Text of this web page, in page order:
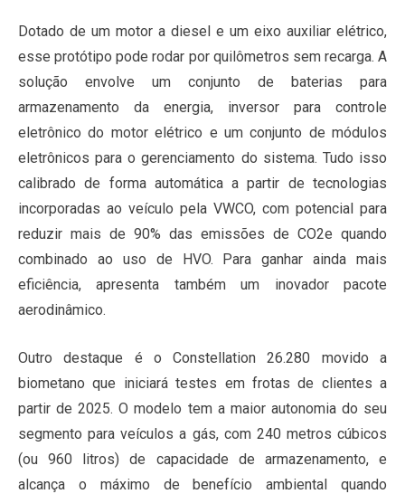
Dotado de um motor a diesel e um eixo auxiliar elétrico,
esse protótipo pode rodar por quilômetros sem recarga. A
solução envolve um conjunto de baterias para
armazenamento da energia, inversor para controle
eletrônico do motor elétrico e um conjunto de módulos
eletrônicos para o gerenciamento do sistema. Tudo isso
calibrado de forma automática a partir de tecnologias
incorporadas ao veículo pela VWCO, com potencial para
reduzir mais de 90% das emissões de CO2e quando
combinado ao uso de HVO. Para ganhar ainda mais
eficiência, apresenta também um inovador pacote
aerodinâmico.
Outro destaque é o Constellation 26.280 movido a
biometano que iniciará testes em frotas de clientes a
partir de 2025. O modelo tem a maior autonomia do seu
segmento para veículos a gás, com 240 metros cúbicos
(ou 960 litros) de capacidade de armazenamento, e
alcança o máximo de benefício ambiental quando